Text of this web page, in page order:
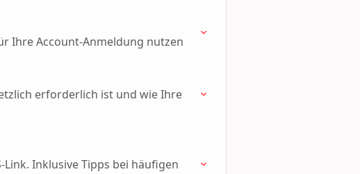
Ihre Account-Anmeldung nutzen
erforderlich ist und wie Ihre
Inklusive Tipps bei häufigen